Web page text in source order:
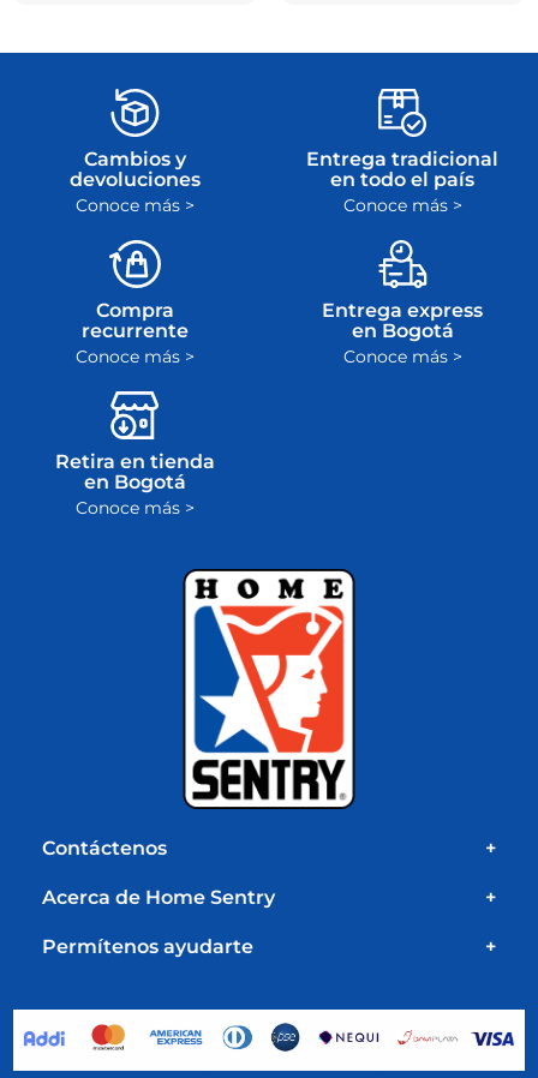
Cambios y
devoluciones
Conoce más >
Entrega tradicional
en todo el país
Conoce más >
Compra
recurrente
Conoce más >
Entrega express
en Bogotá
Conoce más >
Retira en tienda
en Bogotá
Conoce más >
Contáctenos +
Acerca de Home Sentry +
Permítenos ayudarte +